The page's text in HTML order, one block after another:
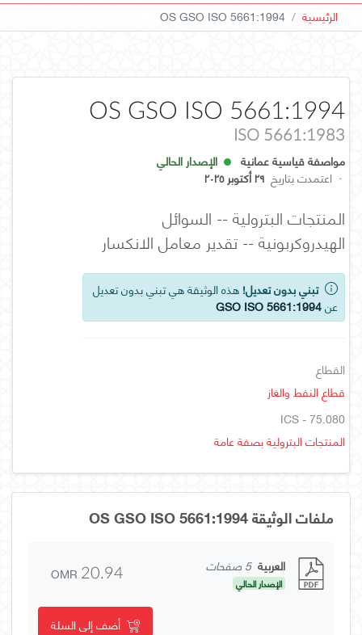
الرئيسية OS GSO ISO 5661:1994
OS GSO ISO 5661:1994
ISO 5661:1983
مواصفة قياسية عمانية
الإصدار الحالي
· اعتمدت بتاريخ ٢٩ أكتوبر ٢٠٢٥
المنتجات البترولية -- السوائل
الهيدروكربونية -- تقدير معامل الانكسار
تبني بدون تعديل! هذه الوثيقة هي تبني بدون تعديل
عنGSO ISO 5661:1994
القطاع
قطاع النفط والغاز
ICS - 75.080
المنتجات البترولية بصفة عامة
ملفات الوثيقة OS GSO ISO 5661:1994
العربية 5 صفحات
الإصدار الحالي OMR 20.94
أضف إلى السلة